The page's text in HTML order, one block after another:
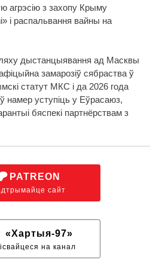
агрэсію з захопу Крыму
і распальвання вайны на
дыстанцыявання ад Масквы
замарозіў сябраства ў
статут МКС і да 2026 года
намер уступіць у Еўрасаюз,
бяспекі партнёрствам з
PATREON
сайт
«Хартыя-97»
на канал